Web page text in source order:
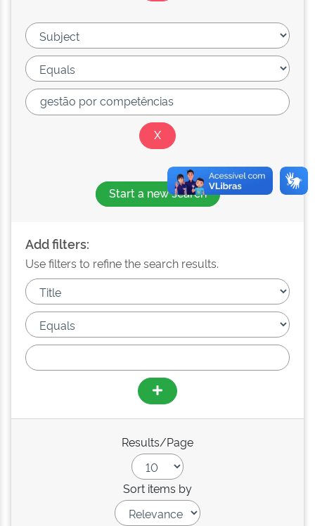
Start a new search
Add filters:
Use filters to refine the search results.
Results/Page
Sort items by